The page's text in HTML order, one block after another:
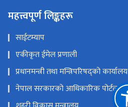
महत्त्वपूर्ण लिङ्कहरू
साईटम्याप
एकीकृत ईमेल प्रणाली
प्रधानमन्त्री तथा मन्त्रिपरिषद्को कार्यालय
नेपाल सरकारको आधिकारिक पोर्टल